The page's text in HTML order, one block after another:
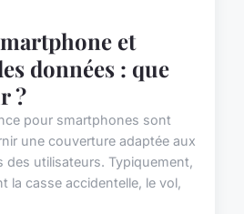
et
données : que
?
pour smartphones sont
une couverture adaptée aux
des utilisateurs. Typiquement,
la casse accidentelle, le vol,